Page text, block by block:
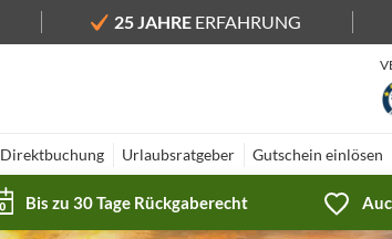
25 JAHRE ERFAHRUNG
Direktbuchung Urlaubsratgeber Gutschein einlösen
Bis zu 30 Tage Rückgaberecht